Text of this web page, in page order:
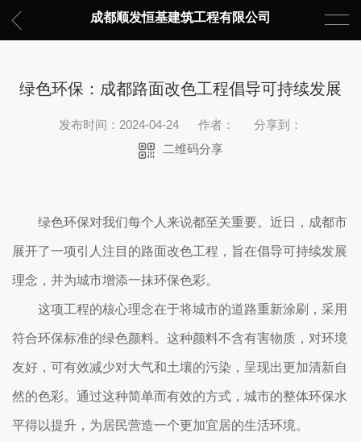
成都顺发恒基建筑工程有限公司
绿色环保：成都路面改色工程倡导可持续发展
发布时间：2024-04-24 作者：
分享到：
二维码分享
绿色环保对我们每个人来说都至关重要。近日，成都市
展开了一项引人注目的路面改色工程，旨在倡导可持续发展
理念，并为城市增添一抹环保色彩。
这项工程的核心理念在于将城市的道路重新涂刷，采用
符合环保标准的绿色颜料。这种颜料不含有害物质，对环境
友好，可有效减少对大气和土壤的污染，呈现出更加清新自
然的色彩。通过这种简单而有效的方式，城市的整体环保水
平得以提升，为居民营造一个更加宜居的生活环境。